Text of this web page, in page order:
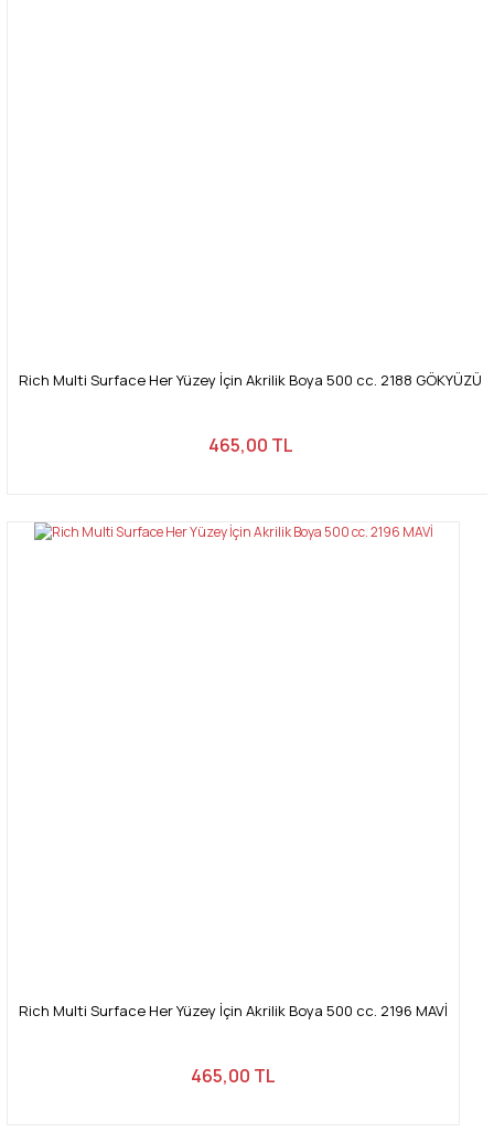
Rich Multi Surface Her Yüzey İçin Akrilik Boya 500 cc. 2188 GÖKYÜZÜ
465,00 TL
Rich Multi Surface Her Yüzey İçin Akrilik Boya 500 cc. 2196 MAVİ
465,00 TL